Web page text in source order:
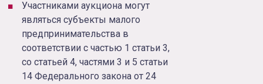
Участниками аукциона могут
являться субъекты малого
предпринимательства в
соответствии с частью 1 статьи 3,
со статьей 4, частями 3 и 5 статьи
14 Федерального закона от 24